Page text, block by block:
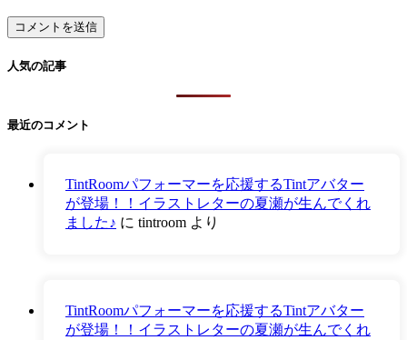
人気の記事
最近のコメント
TintRoomパフォーマーを応援するTintアバター
が登場！！イラストレターの夏瀬が生んでくれ
ました♪ に tintroom より
TintRoomパフォーマーを応援するTintアバター
が登場！！イラストレターの夏瀬が生んでくれ